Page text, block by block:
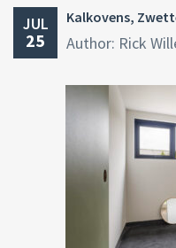
JUL
25
Kalkovens,
Author: Rick